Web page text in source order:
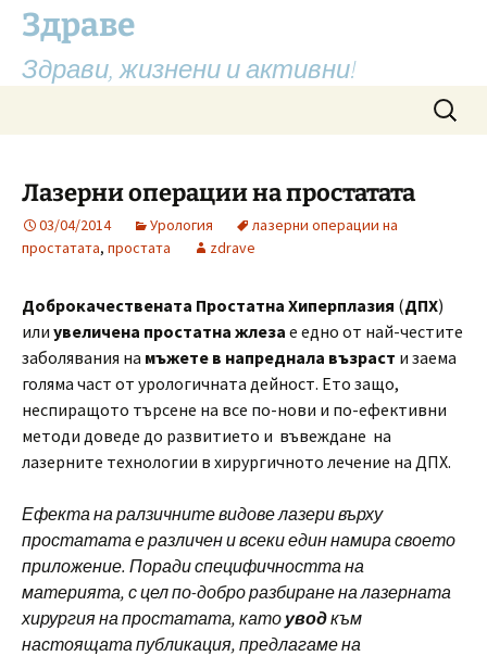
Здраве
Здрави, жизнени и активни!
Search
for:
Лазерни операции на простатата
03/04/2014 Урология
лазерни операции на
простатата, простата zdrave
Доброкачествената Простатна Хиперплазия (ДПХ)
или увеличена простатна жлеза е едно от най-честите
заболявания на мъжете в напреднала възраст и заема
голяма част от урологичната дейност. Ето защо,
неспиращото търсене на все по-нови и по-ефективни
методи доведе до развитието и въвеждане на
лазерните технологии в хирургичното лечение на ДПХ.
Ефекта на ралзичните видове лазери върху
простатата е различен и всеки един намира своето
приложение. Поради специфичността на
материята, с цел по-добро разбиране на лазерната
хирургия на простатата, като уводкъм
настоящата публикация, предлагаме на